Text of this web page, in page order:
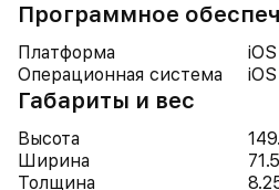
Программное
Платформа
iOS
Операционная система
Габариты и вес
Высота
Ширина
Толщина